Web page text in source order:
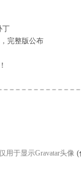
丁
完整版公布
用于显示Gravatar头像 (